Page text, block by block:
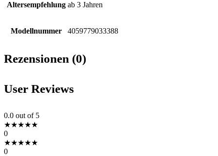
Altersempfehlung ab 3 Jahren
Modellnummer 4059779033388
Rezensionen (0)
User Reviews
0.0 out of 5
★★★★★
0
★★★★★
0